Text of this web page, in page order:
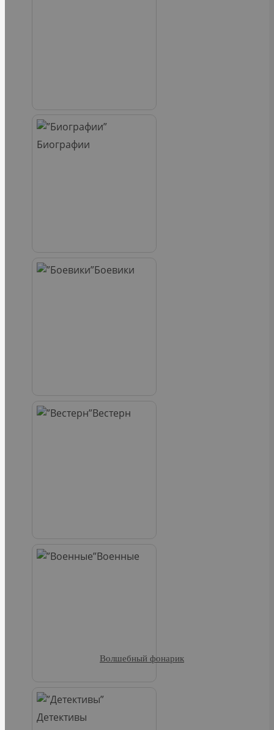
Биографии
Боевики
Вестерн
Военные
Детективы
Волшебный фонарик